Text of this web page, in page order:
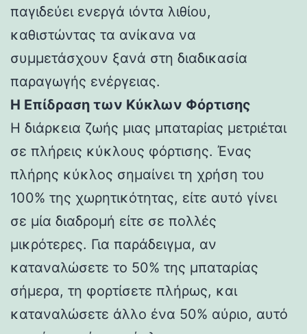
παγιδεύει ενεργά ιόντα λιθίου,
καθιστώντας τα ανίκανα να
συμμετάσχουν ξανά στη διαδικασία
παραγωγής ενέργειας.
Η Επίδραση των Κύκλων Φόρτισης
Η διάρκεια ζωής μιας μπαταρίας μετριέται
σε πλήρεις κύκλους φόρτισης. Ένας
πλήρης κύκλος σημαίνει τη χρήση του
100% της χωρητικότητας, είτε αυτό γίνει
σε μία διαδρομή είτε σε πολλές
μικρότερες. Για παράδειγμα, αν
καταναλώσετε το 50% της μπαταρίας
σήμερα, τη φορτίσετε πλήρως, και
καταναλώσετε άλλο ένα 50% αύριο, αυτό